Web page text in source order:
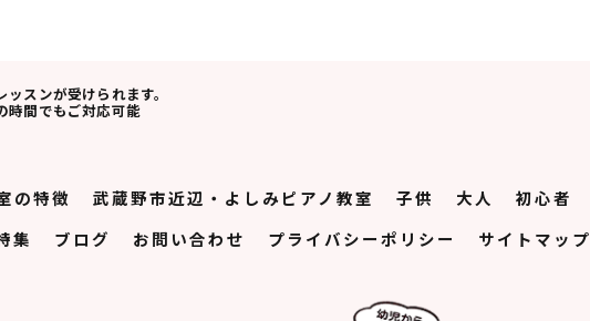
スンが受けられます。
時間でもご対応可能
の特徴 武蔵野市近辺・よしみピアノ教室 子供 大人 初心者
集 ブログ お問い合わせ プライバシーポリシー サイトマップ